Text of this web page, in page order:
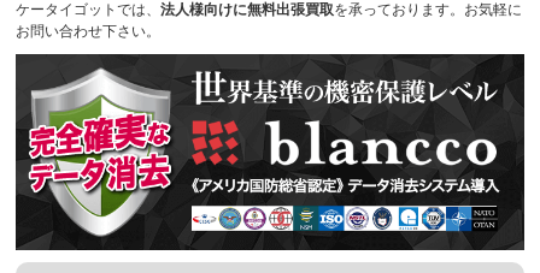
ケータイゴットでは、法人様向けに無料出張買取を承っております。お気軽に
お問い合わせ下さい。